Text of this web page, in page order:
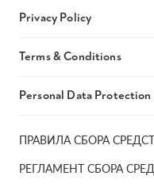
ПРАВИЛА СБОРА
РЕГЛАМЕНТ СБОРА
Privacy Policy
Terms & Conditions
Personal Data Protection